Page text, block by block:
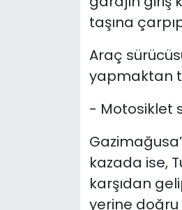
taşına
Araç
yapmaktan
- Motosiklet
kazada ise,
karşıdan
yerine